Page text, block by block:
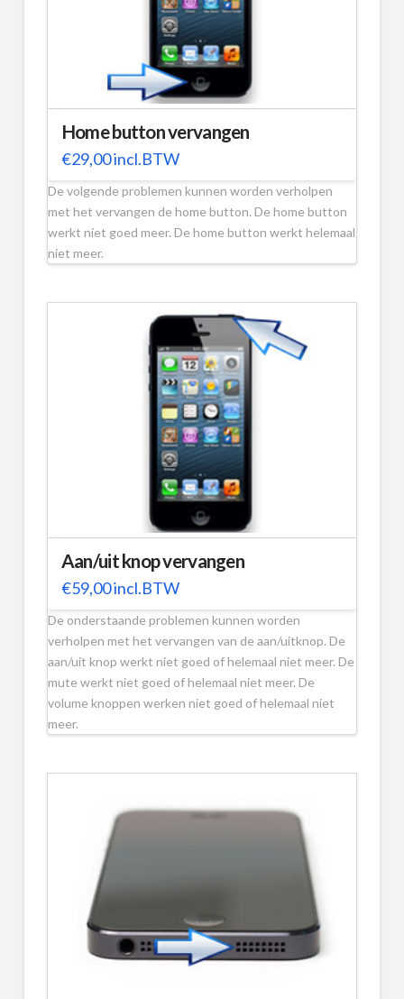
Home button vervangen
€29,00incl.BTW
De volgende problemen kunnen worden verholpen
met het vervangen de home button. De home button
werkt niet goed meer. De home button werkt helemaal
niet meer.
Aan/uit knop vervangen
€59,00incl.BTW
De onderstaande problemen kunnen worden
verholpen met het vervangen van de aan/uitknop. De
aan/uit knop werkt niet goed of helemaal niet meer. De
mute werkt niet goed of helemaal niet meer. De
volume knoppen werken niet goed of helemaal niet
meer.